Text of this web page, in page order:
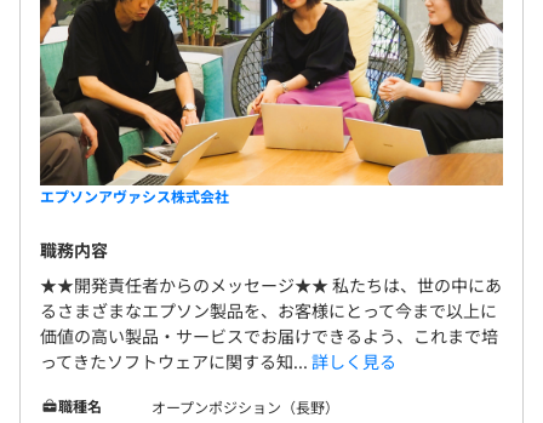
エプソンアヴァシス株式会社
職務内容
★★開発責任者からのメッセージ★★ 私たちは、世の中にあ
るさまざまなエプソン製品を、お客様にとって今まで以上に
価値の高い製品・サービスでお届けできるよう、これまで培
ってきたソフトウェアに関する知... 詳しく見る
職種名
オープンポジション（長野）